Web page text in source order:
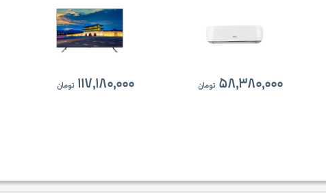
۱۱۷,۱۸۰,۰۰۰ تومان ۵۸,۳۸۰,۰۰۰ تومان